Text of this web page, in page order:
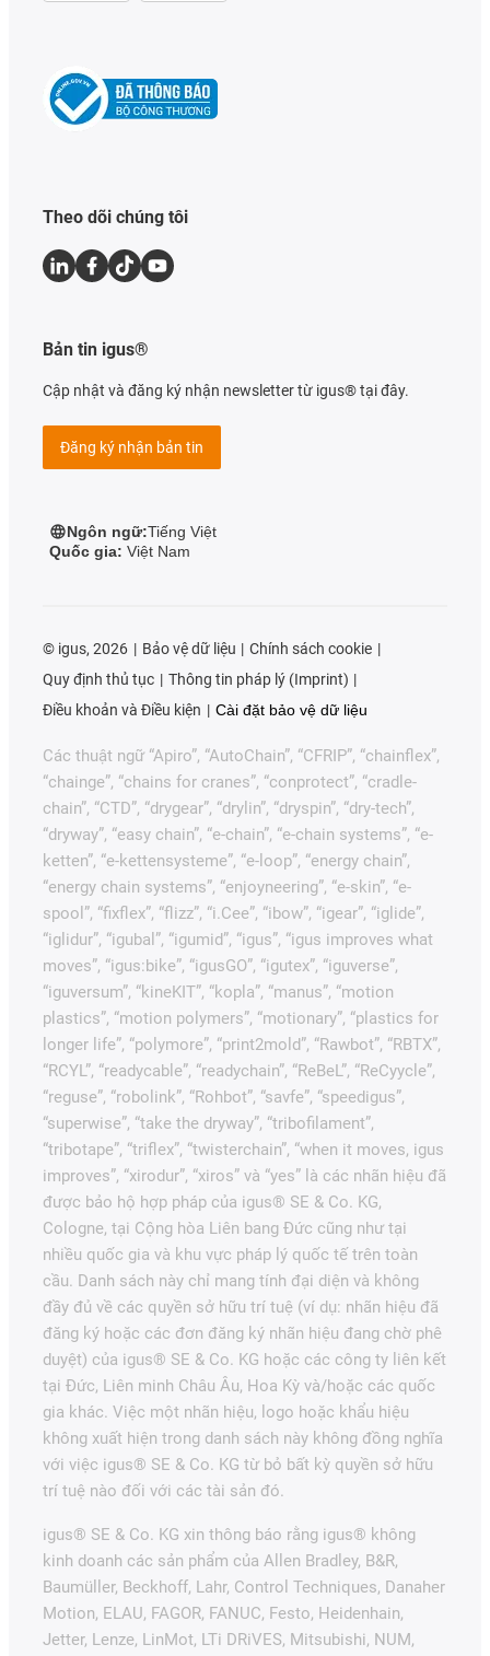
Theo dõi chúng tôi
Bản tin igus®
Cập nhật và đăng ký nhận newsletter từ igus® tại đây.
Đăng ký nhận bản tin
Ngôn ngữ:Tiếng Việt
Quốc gia: Việt Nam
© igus, 2026 Bảo vệ dữ liệu
Chính sách cookie
Quy định thủ tục
Thông tin pháp lý (Imprint)
Điều khoản và Điều kiện
Cài đặt bảo vệ dữ liệu
Các thuật ngữ “Apiro”, “AutoChain”, “CFRIP”, “chainflex”,
“chainge”, “chains for cranes”, “conprotect”, “cradle-
chain”, “CTD”, “drygear”, “drylin”, “dryspin”, “dry-tech”,
“dryway”, “easy chain”, “e-chain”, “e-chain systems”, “e-
ketten”, “e-kettensysteme”, “e-loop”, “energy chain”,
“energy chain systems”, “enjoyneering”, “e-skin”, “e-
spool”, “fixflex”, “flizz”, “i.Cee”, “ibow”, “igear”, “iglide”,
“iglidur”, “igubal”, “igumid”, “igus”, “igus improves what
moves”, “igus:bike”, “igusGO”, “igutex”, “iguverse”,
“iguversum”, “kineKIT”, “kopla”, “manus”, “motion
plastics”, “motion polymers”, “motionary”, “plastics for
longer life”, “polymore”, “print2mold”, “Rawbot”, “RBTX”,
“RCYL”, “readycable”, “readychain”, “ReBeL”, “ReCyycle”,
“reguse”, “robolink”, “Rohbot”, “savfe”, “speedigus”,
“superwise”, “take the dryway”, “tribofilament”,
“tribotape”, “triflex”, “twisterchain”, “when it moves, igus
improves”, “xirodur”, “xiros” và “yes” là các nhãn hiệu đã
được bảo hộ hợp pháp của igus® SE & Co. KG,
Cologne, tại Cộng hòa Liên bang Đức cũng như tại
nhiều quốc gia và khu vực pháp lý quốc tế trên toàn
cầu. Danh sách này chỉ mang tính đại diện và không
đầy đủ về các quyền sở hữu trí tuệ (ví dụ: nhãn hiệu đã
đăng ký hoặc các đơn đăng ký nhãn hiệu đang chờ phê
duyệt) của igus® SE & Co. KG hoặc các công ty liên kết
tại Đức, Liên minh Châu Âu, Hoa Kỳ và/hoặc các quốc
gia khác. Việc một nhãn hiệu, logo hoặc khẩu hiệu
không xuất hiện trong danh sách này không đồng nghĩa
với việc igus® SE & Co. KG từ bỏ bất kỳ quyền sở hữu
trí tuệ nào đối với các tài sản đó.
igus® SE & Co. KG xin thông báo rằng igus® không
kinh doanh các sản phẩm của Allen Bradley, B&R,
Baumüller, Beckhoff, Lahr, Control Techniques, Danaher
Motion, ELAU, FAGOR, FANUC, Festo, Heidenhain,
Jetter, Lenze, LinMot, LTi DRiVES, Mitsubishi, NUM,